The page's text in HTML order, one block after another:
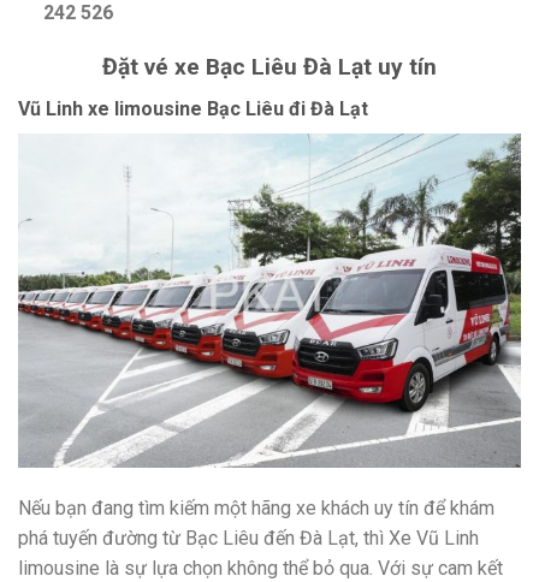
242 526
Đặt vé xe Bạc Liêu Đà Lạt uy tín
Vũ Linh xe limousine Bạc Liêu đi Đà Lạt
Nếu bạn đang tìm kiếm một hãng xe khách uy tín để khám
phá tuyến đường từ Bạc Liêu đến Đà Lạt, thì Xe Vũ Linh
limousine là sự lựa chọn không thể bỏ qua. Với sự cam kết